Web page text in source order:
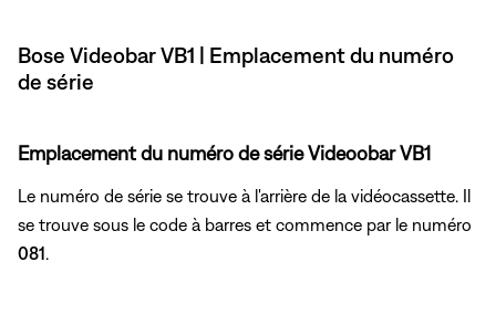
Bose Videobar VB1 | Emplacement du numéro
de série
Emplacement du numéro de série Videoobar VB1
Le numéro de série se trouve à l'arrière de la vidéocassette. Il
se trouve sous le code à barres et commence par le numéro
081 .